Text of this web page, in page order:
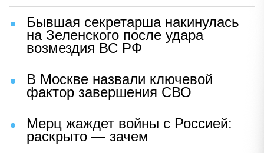
Бывшая секретарша накинулась
на Зеленского после удара
возмездия ВС РФ
В Москве назвали ключевой
фактор завершения СВО
Мерц жаждет войны с Россией:
раскрыто — зачем